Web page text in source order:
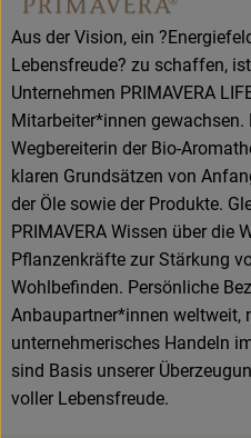
Aus der Vision, ein
Lebensfreude? zu schaffen,
Unternehmen PRIMAVERA
Mitarbeiter*innen gewachsen.
Wegbereiterin der Bio-
klaren Grundsätzen von
der Öle sowie der Produkte.
PRIMAVERA Wissen über die
Pflanzenkräfte zur Stärkung
Wohlbefinden. Persönliche
Anbaupartner*innen weltweit,
unternehmerisches Handeln
sind Basis unserer
voller Lebensfreude.